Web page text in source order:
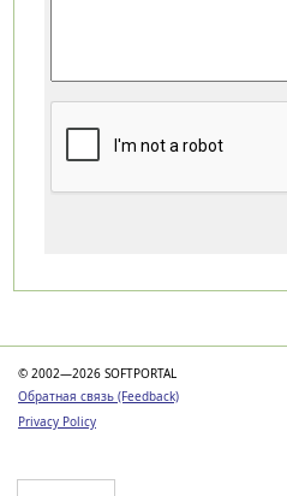
© 2002—2026 SOFTPORTAL
Обратная связь (Feedback)
Privacy Policy